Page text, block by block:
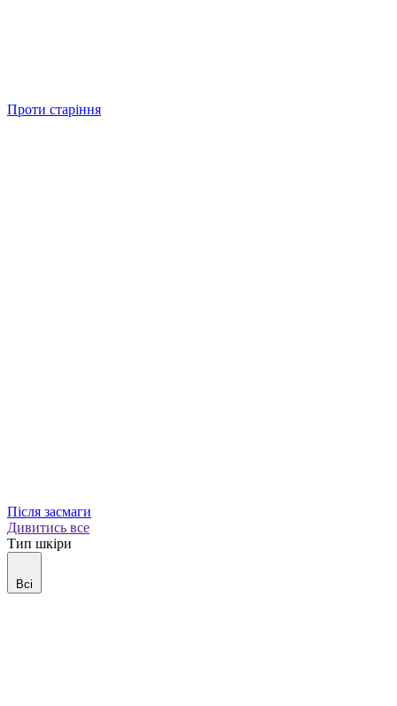
Проти старіння
Після засмаги
Дивитись все
Тип шкіри
Всі